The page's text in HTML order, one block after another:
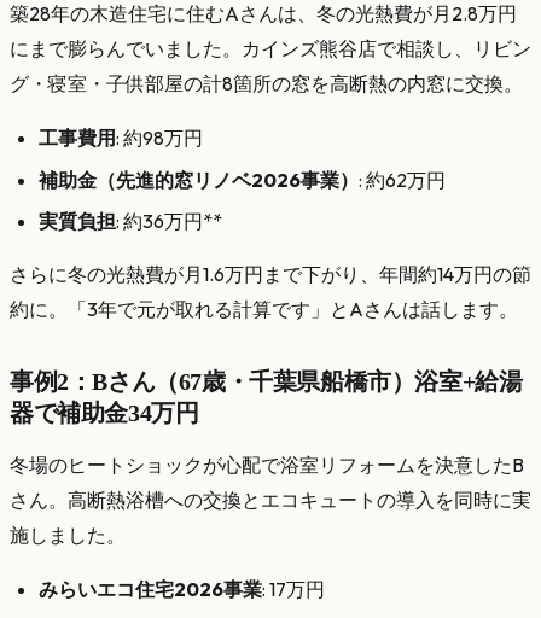
築28年の木造住宅に住むAさんは、冬の光熱費が月2.8万円
にまで膨らんでいました。カインズ熊谷店で相談し、リビン
グ・寝室・子供部屋の計8箇所の窓を高断熱の内窓に交換。
工事費用: 約98万円
補助金（先進的窓リノベ2026事業） : 約62万円
実質負担: 約36万円**
さらに冬の光熱費が月1.6万円まで下がり、年間約14万円の節
約に。「3年で元が取れる計算です」とAさんは話します。
事例2：Bさん（67歳・千葉県船橋市）浴室+給湯
器で補助金34万円
冬場のヒートショックが心配で浴室リフォームを決意したB
さん。高断熱浴槽への交換とエコキュートの導入を同時に実
施しました。
みらいエコ住宅2026事業: 17万円